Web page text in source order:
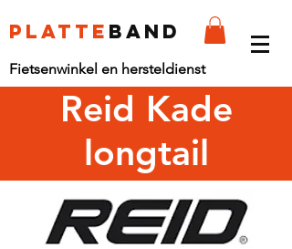
platte band
Fietsenwinkel en hersteldienst
Reid Kade
longtail